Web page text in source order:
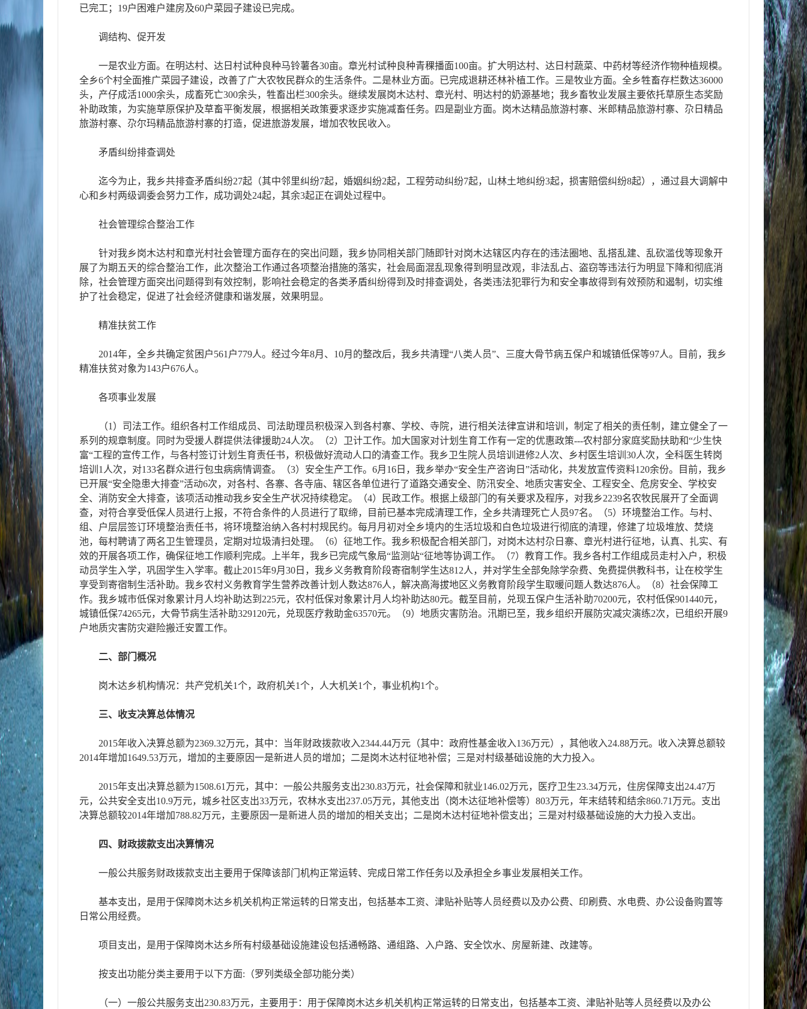
已完工；19户困难户建房及60户菜园子建设已完成。
调结构、促开发
一是农业方面。在明达村、达日村试种良种马铃薯各30亩。章光村试种良种青稞播面100亩。扩大明达村、达日村蔬菜、中药材等经济作物种植规模。
全乡6个村全面推广菜园子建设，改善了广大农牧民群众的生活条件。二是林业方面。已完成退耕还林补植工作。三是牧业方面。全乡牲畜存栏数达36000
头，产仔成活1000余头，成畜死亡300余头，牲畜出栏300余头。继续发展岗木达村、章光村、明达村的奶源基地；我乡畜牧业发展主要依托草原生态奖励
补助政策，为实施草原保护及草畜平衡发展，根据相关政策要求逐步实施减畜任务。四是副业方面。岗木达精品旅游村寨、米郎精品旅游村寨、尕日精品
旅游村寨、尕尔玛精品旅游村寨的打造，促进旅游发展，增加农牧民收入。
矛盾纠纷排查调处
迄今为止，我乡共排查矛盾纠纷27起（其中邻里纠纷7起，婚姻纠纷2起，工程劳动纠纷7起，山林土地纠纷3起，损害赔偿纠纷8起），通过县大调解中
心和乡村两级调委会努力工作，成功调处24起，其余3起正在调处过程中。
社会管理综合整治工作
针对我乡岗木达村和章光村社会管理方面存在的突出问题，我乡协同相关部门随即针对岗木达辖区内存在的违法圈地、乱搭乱建、乱砍滥伐等现象开
展了为期五天的综合整治工作，此次整治工作通过各项整治措施的落实，社会局面混乱现象得到明显改观，非法乱占、盗窃等违法行为明显下降和彻底消
除，社会管理方面突出问题得到有效控制，影响社会稳定的各类矛盾纠纷得到及时排查调处，各类违法犯罪行为和安全事故得到有效预防和遏制，切实维
护了社会稳定，促进了社会经济健康和谐发展，效果明显。
精准扶贫工作
2014年，全乡共确定贫困户561户779人。经过今年8月、10月的整改后，我乡共清理“八类人员”、三度大骨节病五保户和城镇低保等97人。目前，我乡
精准扶贫对象为143户676人。
各项事业发展
（1）司法工作。组织各村工作组成员、司法助理员积极深入到各村寨、学校、寺院，进行相关法律宣讲和培训，制定了相关的责任制，建立健全了一
系列的规章制度。同时为受援人群提供法律援助24人次。（2）卫计工作。加大国家对计划生育工作有一定的优惠政策---农村部分家庭奖励扶助和“少生快
富“工程的宣传工作，与各村签订计划生育责任书，积极做好流动人口的清查工作。我乡卫生院人员培训进修2人次、乡村医生培训30人次，全科医生转岗
培训1人次，对133名群众进行包虫病病情调查。（3）安全生产工作。6月16日，我乡举办“安全生产咨询日”活动化，共发放宣传资料120余份。目前，我乡
已开展“安全隐患大排查”活动6次，对各村、各寨、各寺庙、辖区各单位进行了道路交通安全、防汛安全、地质灾害安全、工程安全、危房安全、学校安
全、消防安全大排查，该项活动推动我乡安全生产状况持续稳定。（4）民政工作。根据上级部门的有关要求及程序，对我乡2239名农牧民展开了全面调
查，对符合享受低保人员进行上报，不符合条件的人员进行了取缔，目前已基本完成清理工作，全乡共清理死亡人员97名。（5）环境整治工作。与村、
组、户层层签订环境整治责任书，将环境整治纳入各村村规民约。每月月初对全乡境内的生活垃圾和白色垃圾进行彻底的清理，修建了垃圾堆放、焚烧
池，每村聘请了两名卫生管理员，定期对垃圾清扫处理。（6）征地工作。我乡积极配合相关部门，对岗木达村尕日寨、章光村进行征地，认真、扎实、有
效的开展各项工作，确保征地工作顺利完成。上半年，我乡已完成气象局“监测站“征地等协调工作。（7）教育工作。我乡各村工作组成员走村入户，积极
动员学生入学，巩固学生入学率。截止2015年9月30日，我乡义务教育阶段寄宿制学生达812人，并对学生全部免除学杂费、免费提供教科书，让在校学生
享受到寄宿制生活补助。我乡农村义务教育学生营养改善计划人数达876人，解决高海拔地区义务教育阶段学生取暖问题人数达876人。（8）社会保障工
作。我乡城市低保对象累计月人均补助达到225元，农村低保对象累计月人均补助达80元。截至目前，兑现五保户生活补助70200元，农村低保901440元，
城镇低保74265元，大骨节病生活补助329120元，兑现医疗救助金63570元。（9）地质灾害防治。汛期已至，我乡组织开展防灾减灾演练2次，已组织开展9
户地质灾害防灾避险搬迁安置工作。
二、部门概况
岗木达乡机构情况：共产党机关1个，政府机关1个，人大机关1个，事业机构1个。
三、收支决算总体情况
2015年收入决算总额为2369.32万元，其中：当年财政拨款收入2344.44万元（其中：政府性基金收入136万元），其他收入24.88万元。收入决算总额较
2014年增加1649.53万元，增加的主要原因一是新进人员的增加；二是岗木达村征地补偿；三是对村级基础设施的大力投入。
2015年支出决算总额为1508.61万元，其中：一般公共服务支出230.83万元，社会保障和就业146.02万元，医疗卫生23.34万元，住房保障支出24.47万
元，公共安全支出10.9万元，城乡社区支出33万元，农林水支出237.05万元，其他支出（岗木达征地补偿等）803万元，年末结转和结余860.71万元。支出
决算总额较2014年增加788.82万元，主要原因一是新进人员的增加的相关支出；二是岗木达村征地补偿支出；三是对村级基础设施的大力投入支出。
四、财政拨款支出决算情况
一般公共服务财政拨款支出主要用于保障该部门机构正常运转、完成日常工作任务以及承担全乡事业发展相关工作。
基本支出，是用于保障岗木达乡机关机构正常运转的日常支出，包括基本工资、津贴补贴等人员经费以及办公费、印刷费、水电费、办公设备购置等
日常公用经费。
项目支出，是用于保障岗木达乡所有村级基础设施建设包括通畅路、通组路、入户路、安全饮水、房屋新建、改建等。
按支出功能分类主要用于以下方面:（罗列类级全部功能分类）
（一）一般公共服务支出230.83万元，主要用于：用于保障岗木达乡机关机构正常运转的日常支出，包括基本工资、津贴补贴等人员经费以及办公